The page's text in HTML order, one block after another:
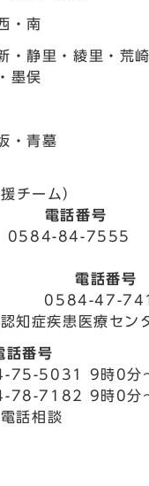
・南
・静里・綾里・荒崎
墨俣
・青墓
チーム）
電話番号
84-
電話番号
知症疾患医療セン
話番号
75-5031
9時0分
78-7182
9時0分
電話相談